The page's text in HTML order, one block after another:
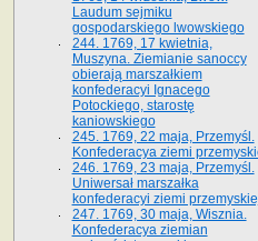
Laudum sejmiku
gospodarskiego lwowskiego
244. 1769, 17 kwietnia,
Muszyna. Ziemianie sanoccy
obierają marszałkiem
konfederacyi Ignacego
Potockiego, starostę
kaniowskiego
245. 1769, 22 maja, Przemyśl.
Konfederacya ziemi
246. 1769, 23 maja, Przemyśl.
Uniwersał marszałka
konfederacyi ziemi
247. 1769, 30 maja, Wisznia.
Konfederacya ziemian